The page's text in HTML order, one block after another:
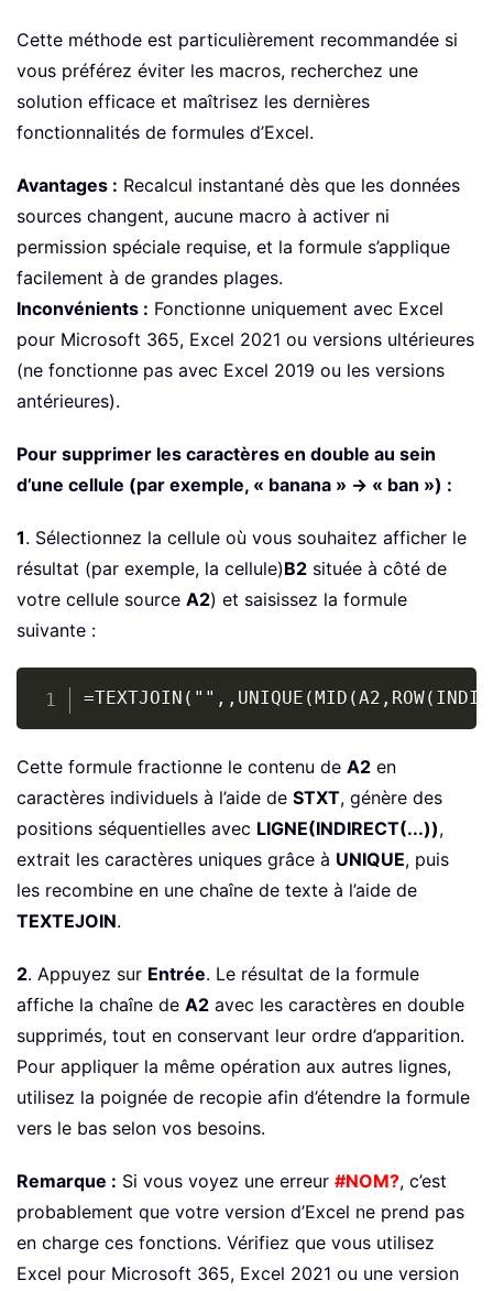
Cette méthode est particulièrement recommandée si
vous préférez éviter les macros, recherchez une
solution efficace et maîtrisez les dernières
fonctionnalités de formules d’Excel.
Avantages : Recalcul instantané dès que les données
sources changent, aucune macro à activer ni
permission spéciale requise, et la formule s’applique
facilement à de grandes plages.
Inconvénients : Fonctionne uniquement avec Excel
pour Microsoft 365, Excel 2021 ou versions ultérieures
(ne fonctionne pas avec Excel 2019 ou les versions
antérieures).
Pour supprimer les caractères en double au sein
d’une cellule (par exemple, « banana » → « ban ») :
1. Sélectionnez la cellule où vous souhaitez afficher le
résultat (par exemple, la cellule)B2 située à côté de
votre cellule source A2) et saisissez la formule
suivante :
Copy
Cette formule fractionne le contenu de A2 en
caractères individuels à l’aide de STXT, génère des
positions séquentielles avec LIGNE(INDIRECT(...)),
extrait les caractères uniques grâce à UNIQUE, puis
les recombine en une chaîne de texte à l’aide de
TEXTEJOIN.
2. Appuyez sur Entrée. Le résultat de la formule
affiche la chaîne de A2 avec les caractères en double
supprimés, tout en conservant leur ordre d’apparition.
Pour appliquer la même opération aux autres lignes,
utilisez la poignée de recopie afin d’étendre la formule
vers le bas selon vos besoins.
Remarque : Si vous voyez une erreur #NOM?, c’est
probablement que votre version d’Excel ne prend pas
en charge ces fonctions. Vérifiez que vous utilisez
Excel pour Microsoft 365, Excel 2021 ou une version